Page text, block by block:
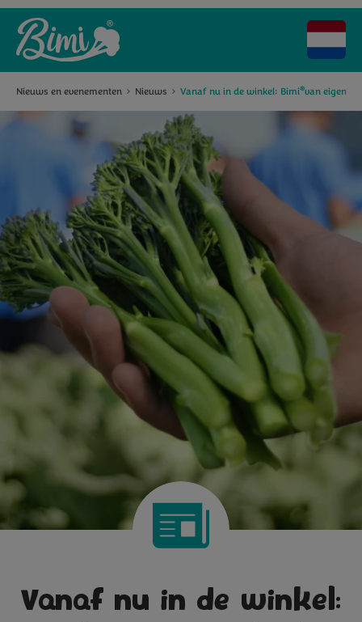
Nieuws en evenementen Nieuws Vanaf nu in de winkel: Bimi®van eigen
Vanaf nu in de winkel: